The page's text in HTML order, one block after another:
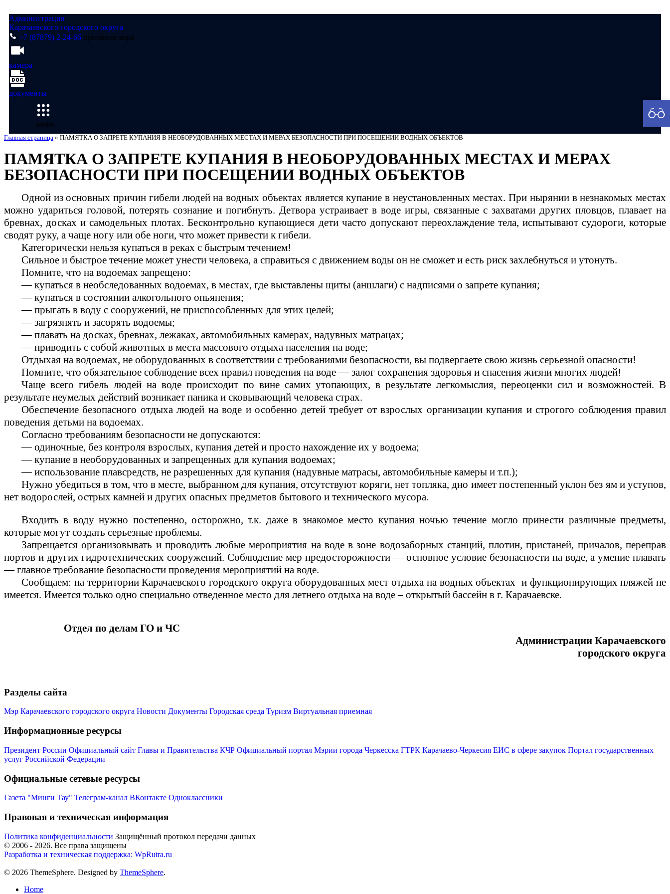
Администрация
Карачаевского городского округа
+7 (87879) 2-24-66 приемная мэра
камера
документы
меню
Главная страница » ПАМЯТКА О ЗАПРЕТЕ КУПАНИЯ В НЕОБОРУДОВАННЫХ МЕСТАХ И МЕРАХ БЕЗОПАСНОСТИ ПРИ ПОСЕЩЕНИИ ВОДНЫХ ОБЪЕКТОВ
ПАМЯТКА О ЗАПРЕТЕ КУПАНИЯ В НЕОБОРУДОВАННЫХ МЕСТАХ И МЕРАХ
БЕЗОПАСНОСТИ ПРИ ПОСЕЩЕНИИ ВОДНЫХ ОБЪЕКТОВ
Одной из основных причин гибели людей на водных объектах является купание в неустановленных местах. При нырянии в незнакомых местах
можно удариться головой, потерять сознание и погибнуть. Детвора устраивает в воде игры, связанные с захватами других пловцов, плавает на
бревнах, досках и самодельных плотах. Бесконтрольно купающиеся дети часто допускают переохлаждение тела, испытывают судороги, которые
сводят руку, а чаще ногу или обе ноги, что может привести к гибели.
Категорически нельзя купаться в реках с быстрым течением!
Сильное и быстрое течение может унести человека, а справиться с движением воды он не сможет и есть риск захлебнуться и утонуть.
Помните, что на водоемах запрещено:
— купаться в необследованных водоемах, в местах, где выставлены щиты (аншлаги) с надписями о запрете купания;
— купаться в состоянии алкогольного опьянения;
— прыгать в воду с сооружений, не приспособленных для этих целей;
— загрязнять и засорять водоемы;
— плавать на досках, бревнах, лежаках, автомобильных камерах, надувных матрацах;
— приводить с собой животных в места массового отдыха населения на воде;
Отдыхая на водоемах, не оборудованных в соответствии с требованиями безопасности, вы подвергаете свою жизнь серьезной опасности!
Помните, что обязательное соблюдение всех правил поведения на воде — залог сохранения здоровья и спасения жизни многих людей!
Чаще всего гибель людей на воде происходит по вине самих утопающих, в результате легкомыслия, переоценки сил и возможностей. В
результате неумелых действий возникает паника и сковывающий человека страх.
Обеспечение безопасного отдыха людей на воде и особенно детей требует от взрослых организации купания и строгого соблюдения правил
поведения детьми на водоемах.
Согласно требованиям безопасности не допускаются:
— одиночные, без контроля взрослых, купания детей и просто нахождение их у водоема;
— купание в необорудованных и запрещенных для купания водоемах;
— использование плавсредств, не разрешенных для купания (надувные матрасы, автомобильные камеры и т.п.);
Нужно убедиться в том, что в месте, выбранном для купания, отсутствуют коряги, нет топляка, дно имеет постепенный уклон без ям и уступов,
нет водорослей, острых камней и других опасных предметов бытового и технического мусора.
Входить в воду нужно постепенно, осторожно, т.к. даже в знакомое место купания ночью течение могло принести различные предметы,
которые могут создать серьезные проблемы.
Запрещается организовывать и проводить любые мероприятия на воде в зоне водозаборных станций, плотин, пристаней, причалов, переправ
портов и других гидротехнических сооружений. Соблюдение мер предосторожности — основное условие безопасности на воде, а умение плавать
— главное требование безопасности проведения мероприятий на воде.
Сообщаем: натерритории Карачаевского городского округа оборудованных мест отдыха на водныхобъектах ифункционирующих пляжей не
имеется. Имеется только одно специально отведенное место для летнего отдыха на воде – открытый бассейн в г. Карачаевске.
Отдел по делам ГО и ЧС
Администрации Карачаевского
городского округа
Разделы сайта
Мэр Карачаевского городского округа Новости Документы Городская среда Туризм Виртуальная приемная
Информационные ресурсы
Президент России Официальный сайт Главы и Правительства КЧР Официальный портал Мэрии города Черкесска ГТРК Карачаево-Черкесия ЕИС в сфере закупок Портал государственных
услуг Российской Федерации
Официальные сетевые ресурсы
Газета "Минги Тау" Телеграм-канал ВКонтакте Одноклассники
Правовая и техническая информация
Политика конфиденциальности Защищённый протокол передачи данных
© 2006 - 2026. Все права защищены
Разработка и техническая поддержка: WpRutra.ru
© 2026 ThemeSphere. Designed by ThemeSphere.
Home
Мэр